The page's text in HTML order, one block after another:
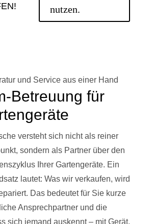
nutzen.
und Service aus einer Hand
Betreuung für
versteht sich nicht als reiner
sondern als Partner über den
Ihrer Gartengeräte. Ein
lautet: Was wir verkaufen, wird
Das bedeutet für Sie kurze
Ansprechpartner und die
sich jemand auskennt – mit Gerät,